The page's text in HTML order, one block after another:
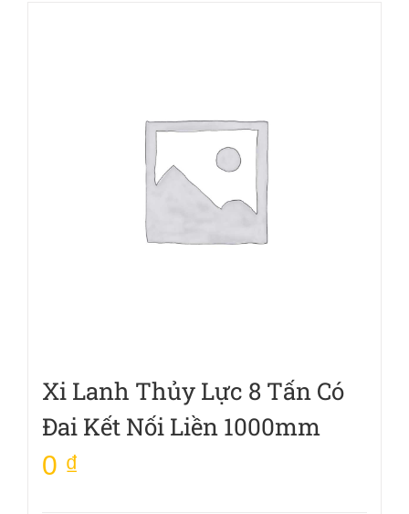
Xi Lanh Thủy Lực 8 Tấn Có
Đai Kết Nối Liền 1000mm
0 ₫